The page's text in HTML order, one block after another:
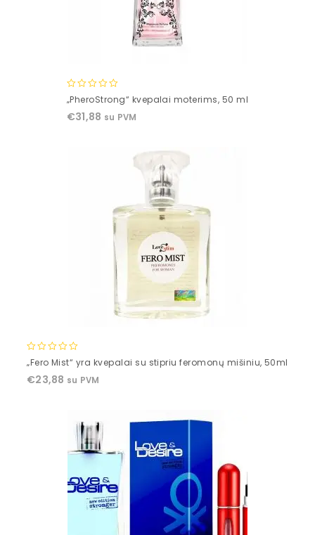
0
of
„PheroStrong“ kvepalai moterims, 50 ml
€31,88 su PVM
0
of
„Fero Mist“ yra kvepalai su stipriu feromonų mišiniu, 50ml
€23,88 su PVM